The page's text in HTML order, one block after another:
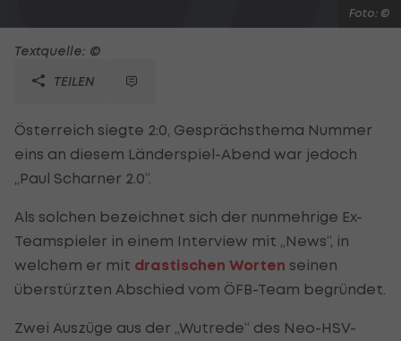
Foto: ©
Textquelle: ©
TEILEN
Österreich siegte 2:0, Gesprächsthema Nummer
eins an diesem Länderspiel-Abend war jedoch
„Paul Scharner 2.0“.
Als solchen bezeichnet sich der nunmehrige Ex-
Teamspieler in einem Interview mit „News“, in
welchem er mit drastischen Worten seinen
überstürzten Abschied vom ÖFB-Team begründet.
Zwei Auszüge aus der „Wutrede“ des Neo-HSV-